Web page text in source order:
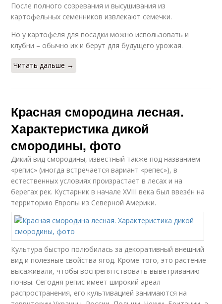
После полного созревания и высушивания из
картофельных семенников извлекают семечки.
Но у картофеля для посадки можно использовать и
клубни – обычно их и берут для будущего урожая.
Читать дальше →
Красная смородина лесная.
Характеристика дикой
смородины, фото
Дикий вид смородины, известный также под названием
«репис» (иногда встречается вариант «репес»), в
естественных условиях произрастает в лесах и на
берегах рек. Кустарник в начале XVIII века был ввезён на
территорию Европы из Северной Америки.
Культура быстро полюбилась за декоративный внешний
вид и полезные свойства ягод. Кроме того, это растение
высаживали, чтобы воспрепятствовать выветриванию
почвы. Сегодня репис имеет широкий ареал
распространения, его культивацией занимаются на